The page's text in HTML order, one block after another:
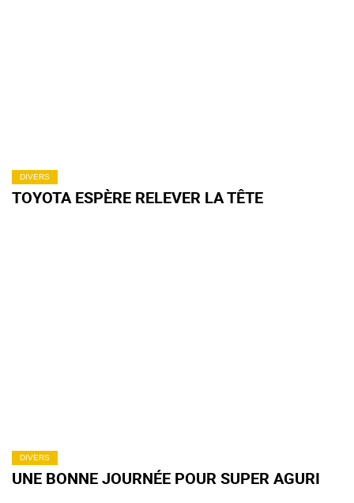
DIVERS
TOYOTA ESPÈRE RELEVER LA TÊTE
DIVERS
UNE BONNE JOURNÉE POUR SUPER AGURI